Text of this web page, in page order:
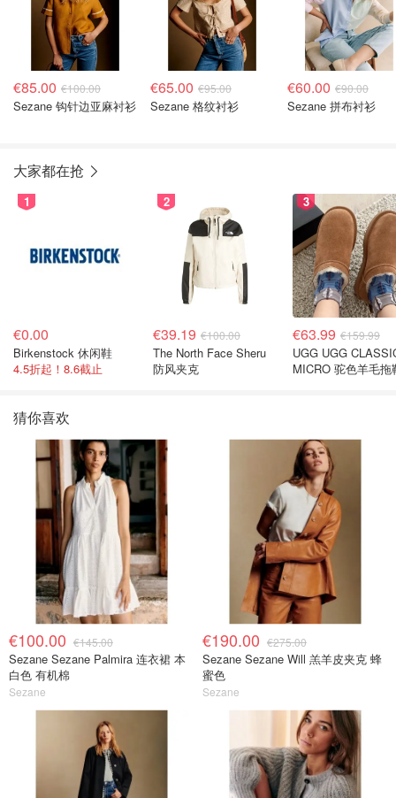
€85.00 €100.00
Sezane 钩针边亚麻衬衫
€65.00 €95.00
Sezane 格纹衬衫
€60.00 €90.00
Sezane 拼布衬衫
大家都在抢
1
€0.00
Birkenstock 休闲鞋
4.5折起！8.6截止
2
€39.19 €100.00
The North Face Sheru
防风夹克
3
€63.99 €159.99
UGG UGG
MICRO 驼色羊毛拖
猜你喜欢
€100.00 €145.00
Sezane Sezane Palmira 连衣裙 本
白色 有机棉
Sezane
€190.00 €275.00
Sezane Sezane Will 羔羊皮夹克 蜂
蜜色
Sezane